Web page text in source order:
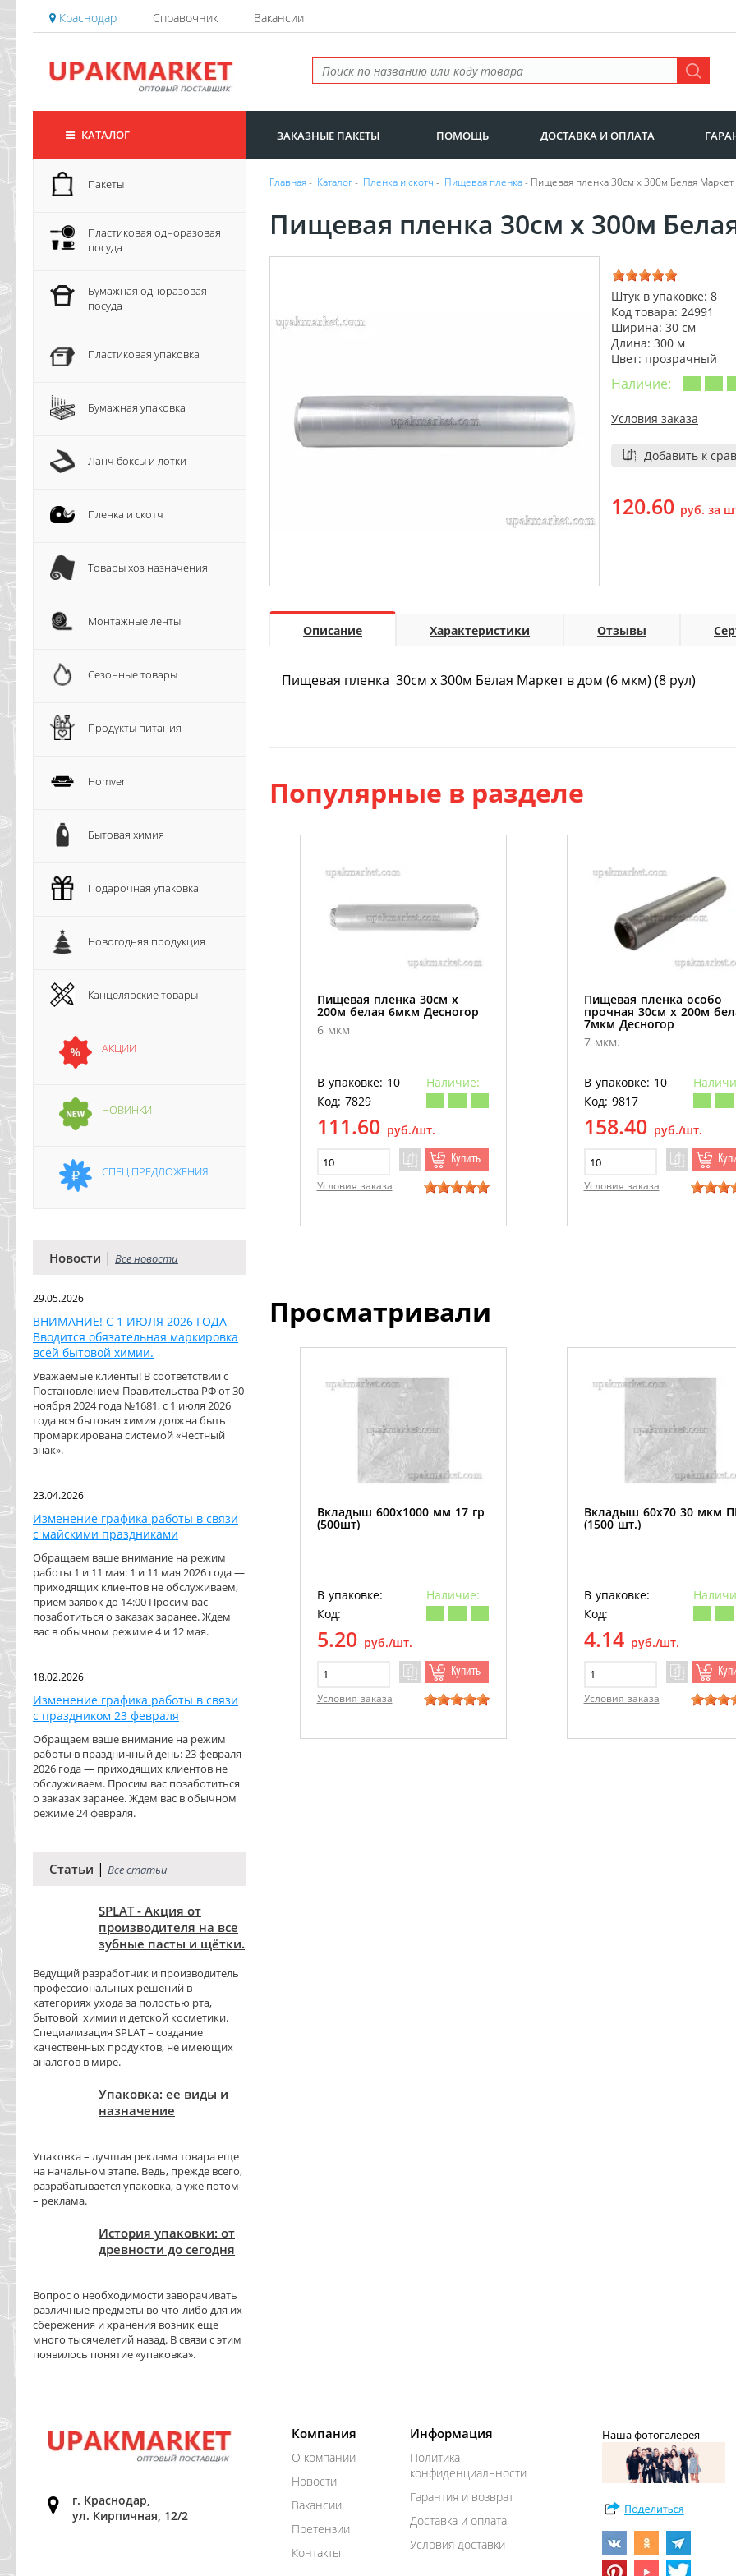
Краснодар Справочник Вакансии
КАТАЛОГ ЗАКАЗНЫЕ ПАКЕТЫ ПОМОЩЬ ДОСТАВКА И ОПЛАТА
Пакеты
Пластиковая одноразовая
посуда
Бумажная одноразовая
посуда
Пластиковая упаковка
Бумажная упаковка
Ланч боксы и лотки
Пленка и скотч
Товары хоз назначения
Монтажные ленты
Сезонные товары
Продукты питания
Homver
Бытовая химия
Подарочная упаковка
Новогодняя продукция
Канцелярские товары
АКЦИИ
НОВИНКИ
СПЕЦ ПРЕДЛОЖЕНИЯ
Новости | Все новости
29.05.2026
ВНИМАНИЕ! С 1 ИЮЛЯ 2026 ГОДА
Вводится обязательная маркировка
всей бытовой химии.
Уважаемые клиенты! В соответствии с
Постановлением Правительства РФ от 30
ноября 2024 года №1681, с 1 июля 2026
года вся бытовая химия должна быть
промаркирована системой «Честный
знак».
23.04.2026
Изменение графика работы в связи
с майскими праздниками
Обращаем ваше внимание на режим
работы 1 и 11 мая: 1 и 11 мая 2026 года —
приходящих клиентов не обслуживаем,
прием заявок до 14:00 Просим вас
позаботиться о заказах заранее. Ждем
вас в обычном режиме 4 и 12 мая.
18.02.2026
Изменение графика работы в связи
с праздником 23 февраля
Обращаем ваше внимание на режим
работы в праздничный день: 23 февраля
2026 года — приходящих клиентов не
обслуживаем. Просим вас позаботиться
о заказах заранее. Ждем вас в обычном
режиме 24 февраля.
Статьи | Все статьи
SPLAT - Акция от
производителя на все
зубные пасты и щётки.
Ведущий разработчик и производитель
профессиональных решений в
категориях ухода за полостью рта,
бытовой химии и детской косметики.
Специализация SPLAT – создание
качественных продуктов, не имеющих
аналогов в мире.
Упаковка: ее виды и
назначение
Упаковка – лучшая реклама товара еще
на начальном этапе. Ведь, прежде всего,
разрабатывается упаковка, а уже потом
– реклама.
История упаковки: от
древности до сегодня
Вопрос о необходимости заворачивать
различные предметы во что-либо для их
сбережения и хранения возник еще
много тысячелетий назад. В связи с этим
появилось понятие «упаковка».
Главная- Каталог- Пленка и скотч - Пищевая пленка- Пищевая пленка 30см х 300м Белая Маркет
Пищевая пленка 30см х 300м
Штук в упаковке: 8
Код товара: 24991
Ширина: 30 см
Длина: 300 м
Цвет: прозрачный
Наличие:
Условия заказа
Добавить к
120.60 руб. за
Описание Характеристики Отзывы
Пищевая пленка 30см х 300м Белая Маркет в дом (6 мкм) (8 рул)
Популярные в разделе
Пищевая пленка 30см х
200м белая 6мкм Десногор
6 мкм
В упаковке: 10
Наличие:
Код: 7829
111.60 руб./шт.
Купить
Условия заказа
Пищевая пленка особо
прочная 30см х 200м
7мкм Десногор
7 мкм.
В упаковке: 10
Код: 9817
158.40 руб./шт.
Условия заказа
Просматривали
Вкладыш 600х1000 мм 17 гр
(500шт)
В упаковке:
Наличие:
Код:
5.20 руб./шт.
Купить
Условия заказа
Вкладыш 60х70 30 мкм
(1500 шт.)
В упаковке:
Код:
4.14 руб./шт.
Условия заказа
г. Краснодар,
ул. Кирпичная, 12/2
Компания
О компании
Новости
Вакансии
Претензии
Контакты
Информация
Политика
конфиденциальности
Гарантия и возврат
Доставка и оплата
Условия доставки
Наша фотогалерея